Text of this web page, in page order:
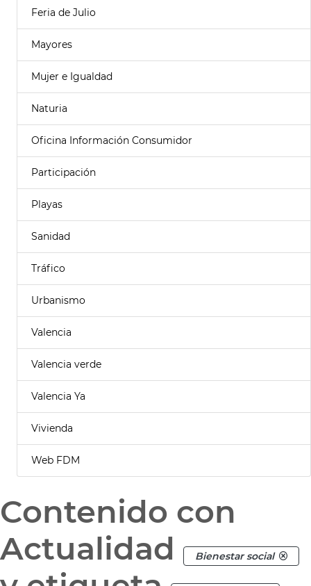
Feria de Julio
Mayores
Mujer e Igualdad
Naturia
Oficina Información Consumidor
Participación
Playas
Sanidad
Tráfico
Urbanismo
Valencia
Valencia verde
Valencia Ya
Vivienda
Web FDM
Contenido con
Actualidad
Bienestar social